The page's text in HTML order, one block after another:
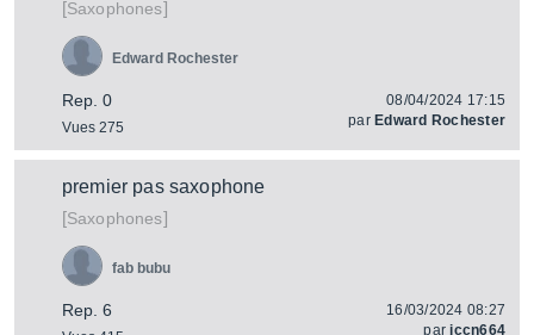
[Saxophones]
Rep. 0
Vues 275
Edward Rochester
08/04/2024 17:15
par Edward Rochester
premier pas saxophone
[Saxophones]
Rep. 6
fab bubu
16/03/2024 08:27
parjccn664